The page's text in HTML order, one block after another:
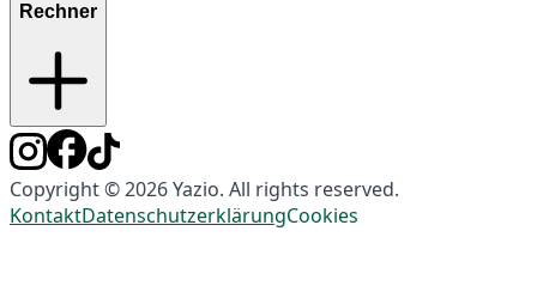
Rechner
Copyright © 2026 Yazio. All rights reserved.
KontaktDatenschutzerklärungCookies